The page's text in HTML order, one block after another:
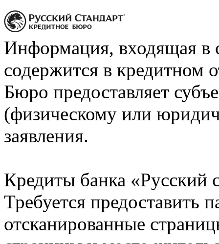
Информация, входящая в
содержится в кредитном
Бюро предоставляет
(физическому или
заявления.
Кредиты банка «Русский
Требуется предоставить
отсканированные